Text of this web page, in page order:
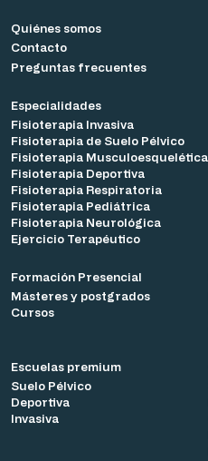
Quiénes somos
Contacto
Preguntas frecuentes
Especialidades
Fisioterapia Invasiva
Fisioterapia de Suelo Pélvico
Fisioterapia Musculoesquelética
Fisioterapia Deportiva
Fisioterapia Respiratoria
Fisioterapia Pediátrica
Fisioterapia Neurológica
Ejercicio Terapéutico
Formación Presencial
Másteres y postgrados
Cursos
Escuelas premium
Suelo Pélvico
Deportiva
Invasiva